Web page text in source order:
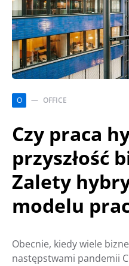
O OFFICE
Czy praca
przyszłość
Zalety
modelu
Obecnie, kiedy wiele
następstwami pandemii